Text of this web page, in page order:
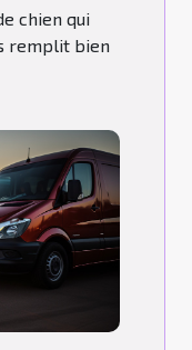
chien qui
remplit bien